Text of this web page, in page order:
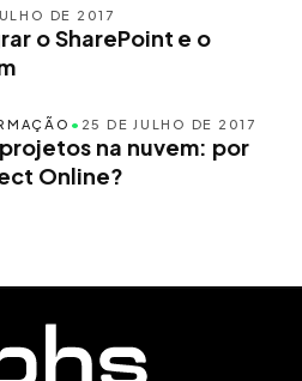
DE 2017
o SharePoint e o
• 25 DE JULHO DE 2017
na nuvem: por
Online?